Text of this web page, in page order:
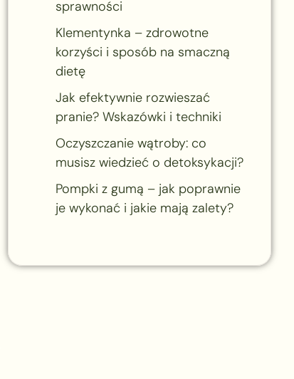
sprawności
Klementynka – zdrowotne
korzyści i sposób na smaczną
dietę
Jak efektywnie rozwieszać
pranie? Wskazówki i techniki
Oczyszczanie wątroby: co
musisz wiedzieć o detoksykacji?
Pompki z gumą – jak poprawnie
je wykonać i jakie mają zalety?